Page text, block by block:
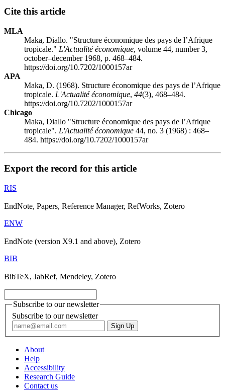
Cite this article
MLA
Maka, Diallo. "Structure économique des pays de l’Afrique
tropicale." L'Actualité économique, volume 44, number 3,
october–december 1968, p. 468–484.
https://doi.org/10.7202/1000157ar
APA
Maka, D. (1968). Structure économique des pays de l’Afrique
tropicale. L'Actualité économique, 44(3), 468–484.
https://doi.org/10.7202/1000157ar
Chicago
Maka, Diallo "Structure économique des pays de l’Afrique
tropicale". L'Actualité économique 44, no. 3 (1968) : 468–
484. https://doi.org/10.7202/1000157ar
Export the record for this article
RIS
EndNote, Papers, Reference Manager, RefWorks, Zotero
ENW
EndNote (version X9.1 and above), Zotero
BIB
BibTeX, JabRef, Mendeley, Zotero
Subscribe to our newsletter
Subscribe to our newsletter
About
Help
Accessibility
Research Guide
Contact us